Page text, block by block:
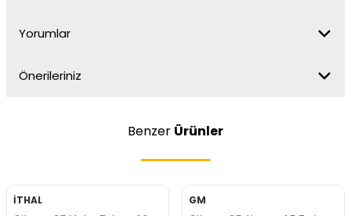
Yorumlar
Önerileriniz
Benzer Ürünler
İTHAL
GM